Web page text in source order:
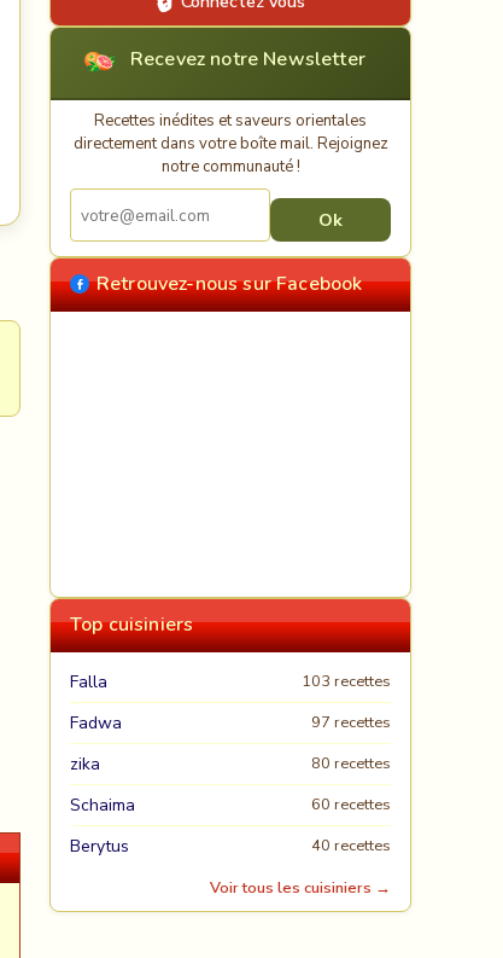
Recevez notre Newsletter
Recettes inédites et saveurs orientales
directement dans votre boîte mail. Rejoignez
notre communauté !
Retrouvez-nous sur Facebook
Top cuisiniers
Falla 103 recettes
Fadwa 97 recettes
zika 80 recettes
Schaima 60 recettes
Berytus
40 recettes
Voir tous les cuisiniers →